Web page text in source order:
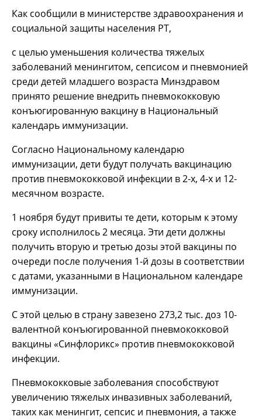
Как сообщили в министерстве здравоохранения и
социальной защиты населения РТ,
с целью уменьшения количества тяжелых
заболеваний менингитом, сепсисом и пневмонией
среди детей младшего возраста Минздравом
принято решение внедрить пневмококковую
конъюгированную вакцину в Национальный
календарь иммунизации.
Согласно Национальному календарю
иммунизации, дети будут получать вакцинацию
против пневмококковой инфекции в 2-х, 4-х и 12-
месячном возрасте.
1 ноября будут привиты те дети, которым к этому
сроку исполнилось 2 месяца. Эти дети должны
получить вторую и третью дозы этой вакцины по
очереди после получения 1-й дозы в соответствии
с датами, указанными в Национальном календаре
иммунизации.
С этой целью в страну завезено 273,2 тыс. доз 10-
валентной конъюгированной пневмококковой
вакцины «Синфлорикс» против пневмококковой
инфекции.
Пневмококковые заболевания способствуют
увеличению тяжелых инвазивных заболеваний,
таких как менингит, сепсис и пневмония, а также